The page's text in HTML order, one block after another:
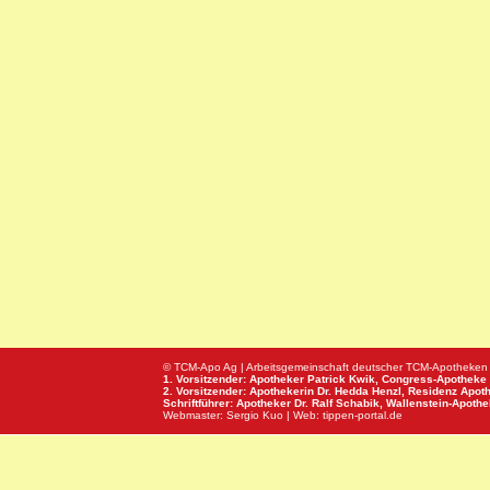
© TCM-Apo Ag | Arbeitsgemeinschaft deutscher TCM-Apotheken
1. Vorsitzender: Apotheker Patrick Kwik, Congress-Apotheke
2. Vorsitzender: Apothekerin Dr. Hedda Henzl, Residenz
Schriftführer: Apotheker Dr. Ralf Schabik, Wallenstein-
Webmaster: Sergio Kuo | Web: tippen-portal.de